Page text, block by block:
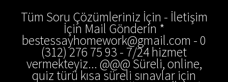
Tüm Soru Çözümleriniz İçin - İletişim
İçin Mail Gönderin *
bestessayhomework@gmail.com - 0
(312) 276 75 93 - 7/24 hizmet
vermekteyiz... @@@ Süreli, online,
quiz türü kısa süreli sınavlar için